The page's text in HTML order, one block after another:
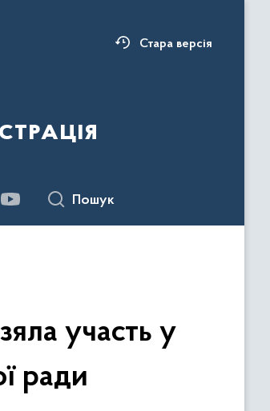
Стара версія
Пошук
участь у
ради